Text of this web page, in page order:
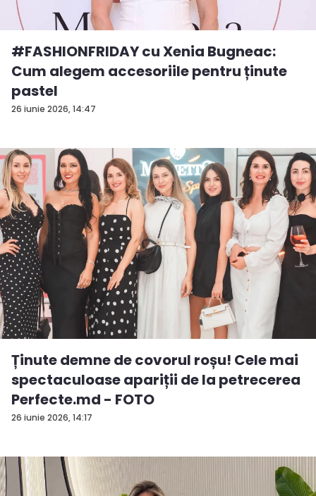
26 iunie 2026, 14:47
#FASHIONFRIDAY cu Xenia Bugneac:
Cum alegem accesoriile pentru ținute
pastel
26 iunie 2026, 14:17
Ținute demne de covorul roșu! Cele mai
spectaculoase apariții de la petrecerea
Perfecte.md - FOTO